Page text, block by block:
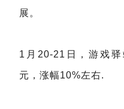
展。
1月20-21日，游戏
元，涨幅10%左右.